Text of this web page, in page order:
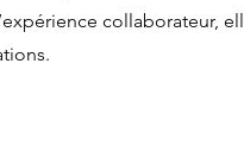
collaborateur,